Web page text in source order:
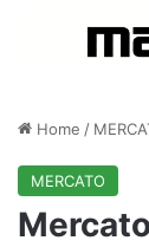
Home /
MERCATO